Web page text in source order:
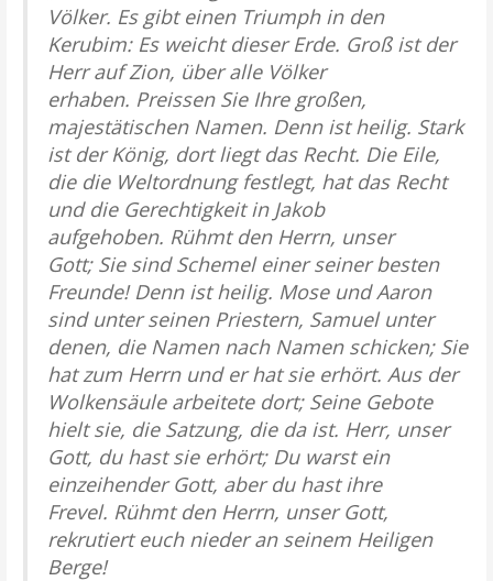
Völker. Es gibt einen Triumph in den
Kerubim: Es weicht dieser Erde. Groß ist der
Herr auf Zion, über alle Völker
erhaben. Preissen Sie Ihre großen,
majestätischen Namen. Denn ist heilig. Stark
ist der König, dort liegt das Recht. Die Eile,
die die Weltordnung festlegt, hat das Recht
und die Gerechtigkeit in Jakob
aufgehoben. Rühmt den Herrn, unser
Gott; Sie sind Schemel einer seiner besten
Freunde! Denn ist heilig. Mose und Aaron
sind unter seinen Priestern, Samuel unter
denen, die Namen nach Namen schicken; Sie
hat zum Herrn und er hat sie erhört. Aus der
Wolkensäule arbeitete dort; Seine Gebote
hielt sie, die Satzung, die da ist. Herr, unser
Gott, du hast sie erhört; Du warst ein
einzeihender Gott, aber du hast ihre
Frevel. Rühmt den Herrn, unser Gott,
rekrutiert euch nieder an seinem Heiligen
Berge!